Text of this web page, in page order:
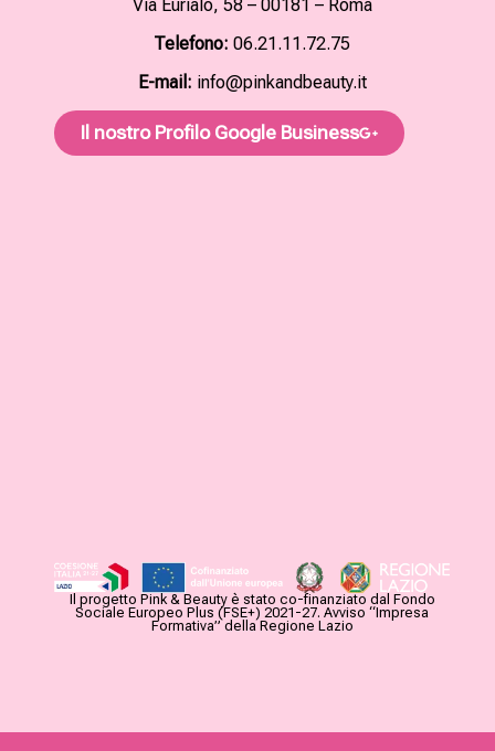
Via Eurialo, 58 – 00181 – Roma
Telefono: 06.21.11.72.75
E-mail: info@pinkandbeauty.it
Il nostro Profilo Google Business
Il progetto Pink & Beauty è stato co-finanziato dal Fondo
Sociale Europeo Plus (FSE+) 2021-27. Avviso “Impresa
Formativa” della Regione Lazio